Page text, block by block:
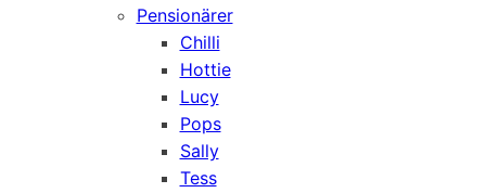
Pensionärer
Chilli
Hottie
Lucy
Pops
Sally
Tess